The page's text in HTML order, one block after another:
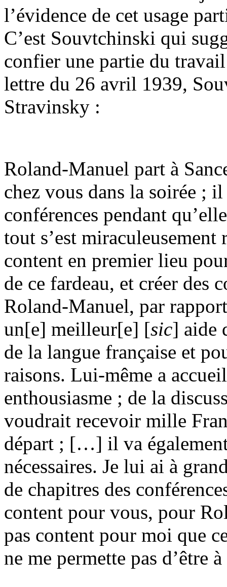
l’évidence de cet usage
C’est Souvtchinski qui
confier une partie du
lettre du 26 avril 1939,
Stravinsky :
Roland-Manuel part à
chez vous dans la soirée ;
conférences pendant
tout s’est miraculeusement
content en premier lieu
de ce fardeau, et créer des
Roland-Manuel, par
un[e] meilleur[e] [sic] aide
de la langue française et
raisons. Lui-même a
enthousiasme ; de la
voudrait recevoir mille
départ ; […] il va
nécessaires. Je lui ai à
de chapitres des
content pour vous, pour
pas content pour moi que
ne me permette pas d’être